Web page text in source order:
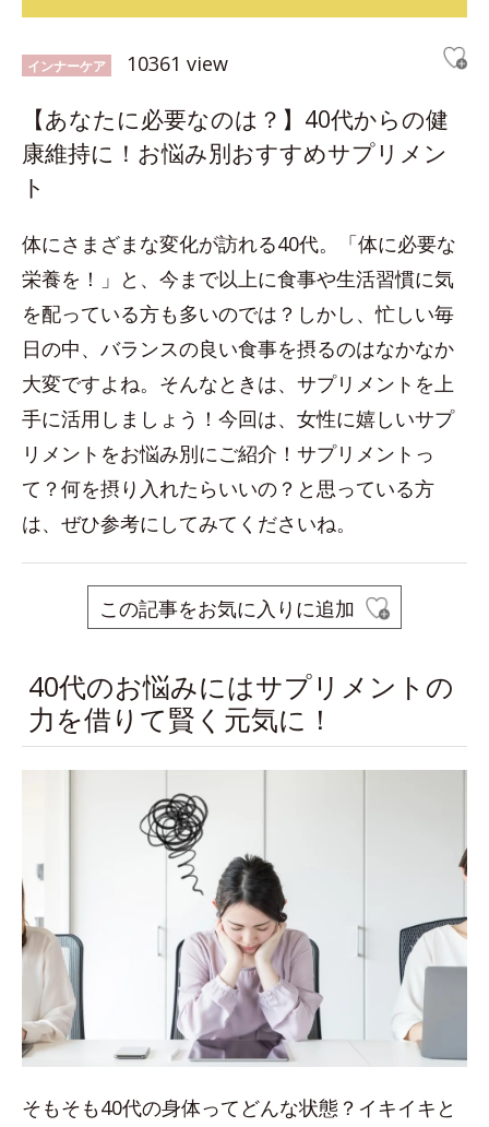
インナーケア 10361 view
【あなたに必要なのは？】40代からの健
康維持に！お悩み別おすすめサプリメン
ト
体にさまざまな変化が訪れる40代。「体に必要な
栄養を！」と、今まで以上に食事や生活習慣に気
を配っている方も多いのでは？しかし、忙しい毎
日の中、バランスの良い食事を摂るのはなかなか
大変ですよね。そんなときは、サプリメントを上
手に活用しましょう！今回は、女性に嬉しいサプ
リメントをお悩み別にご紹介！サプリメントっ
て？何を摂り入れたらいいの？と思っている方
は、ぜひ参考にしてみてくださいね。
この記事をお気に入りに追加
40代のお悩みにはサプリメントの
力を借りて賢く元気に！
そもそも40代の身体ってどんな状態？イキイキと